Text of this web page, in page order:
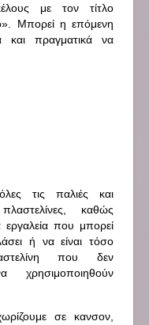
με τον τίτλο
Μπορεί η επόμενη
και πραγματικά να
τις παλιές και
καθώς
εργαλεία που μπορεί
ή να είναι τόσο
που δεν
χρησιμοποιηθούν
σε κανσον,